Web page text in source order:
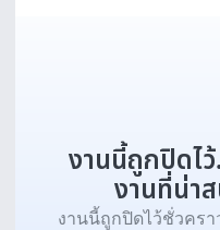
งานนี้ถูกปิดไ
งานที่น่า
งานนี้ถูกปิดไว้ชั่วคร